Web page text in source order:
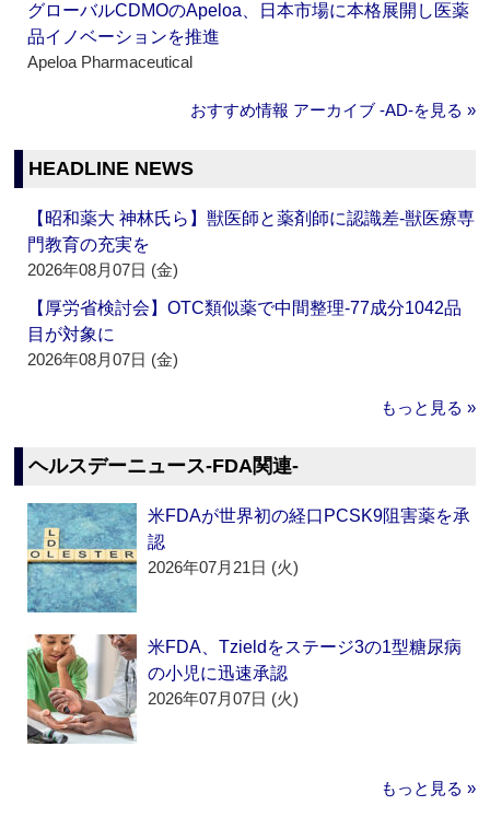
グローバルCDMOのApeloa、日本市場に本格展開し医薬
品イノベーションを推進
Apeloa Pharmaceutical
おすすめ情報 アーカイブ ‐AD‐を見る »
HEADLINE NEWS
【昭和薬大 神林氏ら】獣医師と薬剤師に認識差‐獣医療専
門教育の充実を
2026年08月07日 (金)
【厚労省検討会】OTC類似薬で中間整理‐77成分1042品
目が対象に
2026年08月07日 (金)
もっと見る »
ヘルスデーニュース‐FDA関連‐
米FDAが世界初の経口PCSK9阻害薬を承
認
2026年07月21日 (火)
米FDA、Tzieldをステージ3の1型糖尿病
の小児に迅速承認
2026年07月07日 (火)
もっと見る »